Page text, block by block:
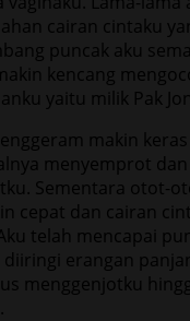
cairan cintaku
puncak aku
kencang
yaitu milik Pak
makin
menyemprot dan
Sementara otot-
cepat dan cairan
telah mencapai
erangan
menggenjotku